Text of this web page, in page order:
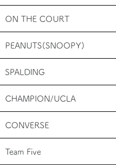
ON THE COURT
PEANUTS(SNOOPY)
SPALDING
CHAMPION/UCLA
CONVERSE
Team Five